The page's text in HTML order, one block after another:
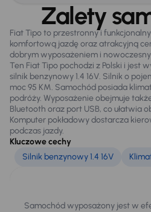
ESP
Kontrola tlaku v pneumatikách
Ogólne
Hf
Połączenie USB (audio)
Zalety
Fiat Tipo to przestronny i
komfortową jazdę oraz atrakcyjną
dobrym wyposażeniem i
Ten Fiat Tipo pochodzi z Polski i jest
silnik benzynowy 1.4 16V. Silnik o
moc 95 KM. Samochód posiada
podróży. Wyposażenie obejmuje
Bluetooth oraz port USB, co ułatwia
Komputer pokładowy dostarcza
podczas jazdy.
Kluczowe cechy
Silnik benzynowy 1.4 16V
Samochód wyposażony jest w